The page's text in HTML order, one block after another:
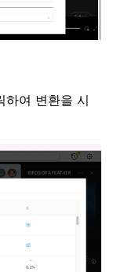
하여 변환을 시